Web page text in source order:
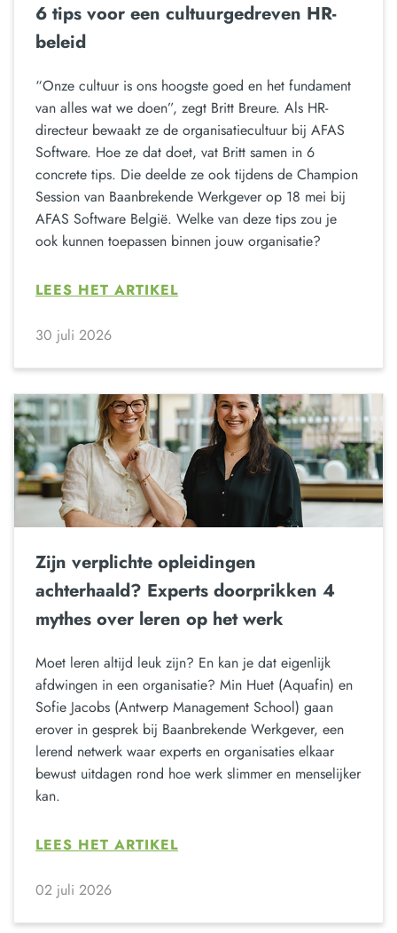
6 tips voor een cultuurgedreven HR-
beleid
“Onze cultuur is ons hoogste goed en het fundament
van alles wat we doen”, zegt Britt Breure. Als HR-
directeur bewaakt ze de organisatiecultuur bij AFAS
Software. Hoe ze dat doet, vat Britt samen in 6
concrete tips. Die deelde ze ook tijdens de Champion
Session van Baanbrekende Werkgever op 18 mei bij
AFAS Software België. Welke van deze tips zou je
ook kunnen toepassen binnen jouw organisatie?
LEES HET ARTIKEL
30 juli 2026
Zijn verplichte opleidingen
achterhaald? Experts doorprikken 4
mythes over leren op het werk
Moet leren altijd leuk zijn? En kan je dat eigenlijk
afdwingen in een organisatie? Min Huet (Aquafin) en
Sofie Jacobs (Antwerp Management School) gaan
erover in gesprek bij Baanbrekende Werkgever, een
lerend netwerk waar experts en organisaties elkaar
bewust uitdagen rond hoe werk slimmer en menselijker
kan.
LEES HET ARTIKEL
02 juli 2026